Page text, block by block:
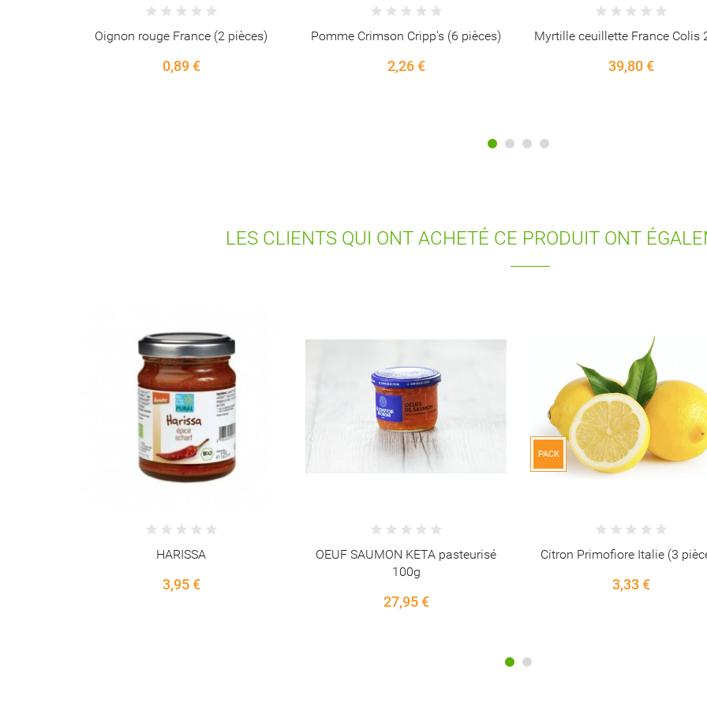
Pomme Crimson Cripp's (6 pièces)
2,26 €
Myrtille ceuillette France Colis 2 Kg
39,80 €
Concombre Court Noa
LES CLIENTS QUI ONT ACHETÉ CE PRODUIT ONT
OEUF SAUMON KETA pasteurisé
Citron Primofiore Italie (3 pièces)
PACK
Courgette Verte France (2
2,45 €